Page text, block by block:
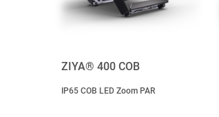
ZIYA® 400 COB
IP65 COB LED Zoom PAR